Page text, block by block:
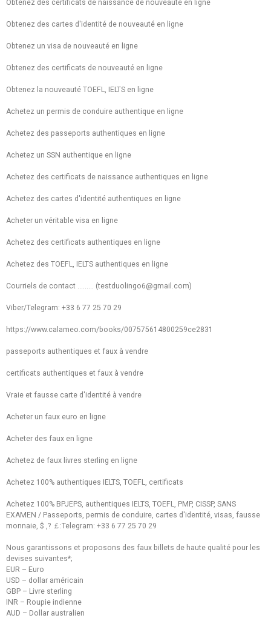
Obtenez des certificats de naissance de nouveauté en ligne
Obtenez des cartes d'identité de nouveauté en ligne
Obtenez un visa de nouveauté en ligne
Obtenez des certificats de nouveauté en ligne
Obtenez la nouveauté TOEFL, IELTS en ligne
Achetez un permis de conduire authentique en ligne
Achetez des passeports authentiques en ligne
Achetez un SSN authentique en ligne
Achetez des certificats de naissance authentiques en ligne
Achetez des cartes d'identité authentiques en ligne
Acheter un véritable visa en ligne
Achetez des certificats authentiques en ligne
Achetez des TOEFL, IELTS authentiques en ligne
Courriels de contact ......... (testduolingo6@gmail.com)
Viber/Telegram: +33 6 77 25 70 29
https://www.calameo.com/books/007575614800259ce2831
passeports authentiques et faux à vendre
certificats authentiques et faux à vendre
Vraie et fausse carte d'identité à vendre
Acheter un faux euro en ligne
Acheter des faux en ligne
Achetez de faux livres sterling en ligne
Achetez 100% authentiques IELTS, TOEFL, certificats
Achetez 100% BPJEPS, authentiques IELTS, TOEFL, PMP, CISSP, SANS
EXAMEN / Passeports, permis de conduire, cartes d'identité, visas, fausse
monnaie, $ ,? ￡:Telegram: +33 6 77 25 70 29
Nous garantissons et proposons des faux billets de haute qualité pour les
devises suivantes*;
EUR – Euro
USD – dollar américain
GBP – Livre sterling
INR – Roupie indienne
AUD – Dollar australien